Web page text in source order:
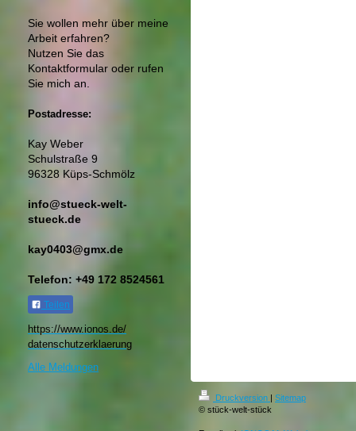
Sie wollen mehr über meine
Arbeit erfahren?
Nutzen Sie das
Kontaktformular oder rufen
Sie mich an.
Postadresse:
Kay Weber
Schulstraße 9
96328 Küps-Schmölz
info@stueck-welt-
stueck.de
kay0403@gmx.de
Telefon: +49 172 8524561
Teilen
https://www.ionos.de/
datenschutzerklaerung​
Alle Meldungen
Druckversion | Sitemap
© stück-welt-stück